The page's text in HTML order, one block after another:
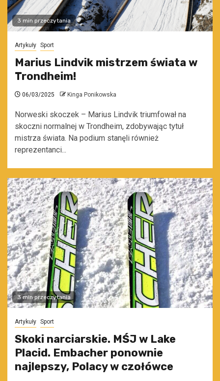
3 min przeczytania
Artykuły Sport
Marius Lindvik mistrzem świata w
Trondheim!
06/03/2025 Kinga Ponikowska
Norweski skoczek – Marius Lindvik triumfował na
skoczni normalnej w Trondheim, zdobywając tytuł
mistrza świata. Na podium stanęli również
reprezentanci...
3 min przeczytania
Artykuły Sport
Skoki narciarskie. MŚJ w Lake
Placid. Embacher ponownie
najlepszy, Polacy w czołówce